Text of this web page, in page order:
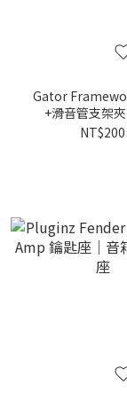
Gator
+滑音管支架
PICKCLIP
NT$200